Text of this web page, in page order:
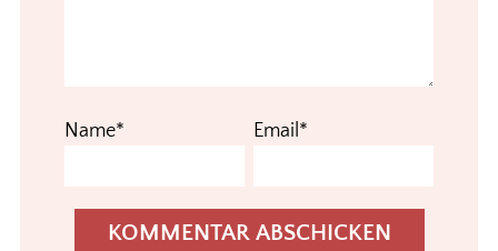
Name* Email*